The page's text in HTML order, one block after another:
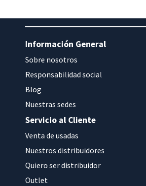
W miarę jak pasjonaci motocykli
W poszukiwaniu adrenaliny, którą
W świecie motocykli, gdzie pasja
Información General
Sobre nosotros
Responsabilidad social
Blog
Nuestras sedes
Servicio al Cliente
Venta de usadas
Nuestros distribuidores
Quiero ser distribuidor
Outlet